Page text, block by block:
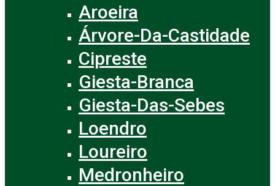
Aroeira
Árvore-Da-Castidade
Cipreste
Giesta-Branca
Giesta-Das-Sebes
Loendro
Loureiro
Medronheiro